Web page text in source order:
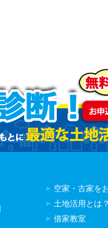
空家・古家を
土地活用とは
借家教室